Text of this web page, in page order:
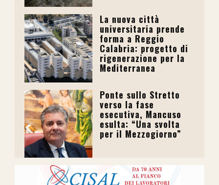
La nuova città
universitaria prende
forma a Reggio
Calabria: progetto di
rigenerazione per la
Mediterranea
Ponte sullo Stretto
verso la fase
esecutiva, Mancuso
esulta: “Una svolta
per il Mezzogiorno”